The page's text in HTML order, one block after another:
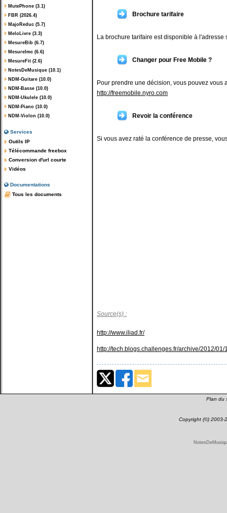
MutePhone (3.1)
FBR (2026.4)
MajoReduc (5.7)
MeloLivre (3.3)
MesureBib (6.7)
MesureImc (6.6)
MesureFit (2.6)
NotesDeMusique (10.1)
NDM-Guitare (10.0)
NDM-Basse (10.0)
NDM-Ukulele (10.0)
NDM-Piano (10.0)
NDM-Violon (10.0)
Services
Outils IP
Télécommande freebox
Conversion d'url courte
Vidéos
Documentations
Tous les documents
Brochure tarifaire
La brochure tarifaire est disponible à l'adresse
Changer pour Free Mobile ?
Pour prendre une décision, vous pouvez vous
http://freemobile.nyro.com
Revoir la conférence
Si vous avez raté la conférence de presse,
Source(s) :
http://www.iliad.fr/
http://tech.blogs.challenges.fr/archive/2012/
Plan du
Copyright (©) 2003-